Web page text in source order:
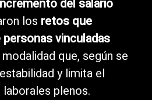
del salario
los retos que
vinculadas
modalidad que, según se
y limita el
plenos.